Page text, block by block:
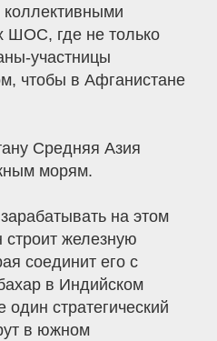
коллективными
ШОС, где не только
участницы
чтобы в Афганистане
Средняя Азия
морям.
на этом
строит железную
соединит его с
в Индийском
стратегический
в южном